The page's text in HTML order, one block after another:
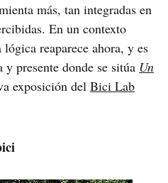
más, tan integradas en
En un contexto
reaparece ahora, y es
presente donde se sitúa Un
exposición del Bici Lab